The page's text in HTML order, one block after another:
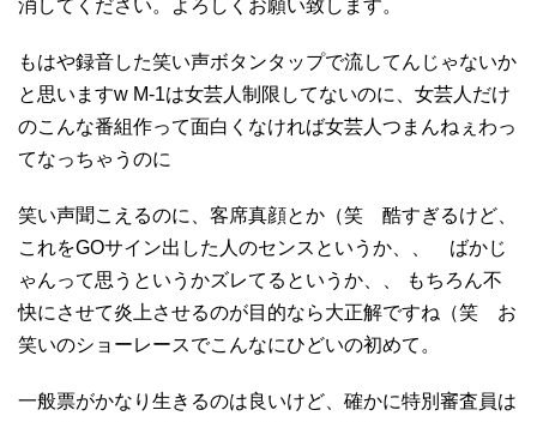
消してください。よろしくお願い致します。
もはや録音した笑い声ボタンタップで流してんじゃないか
と思いますw M-1は女芸人制限してないのに、女芸人だけ
のこんな番組作って面白くなければ女芸人つまんねぇわっ
てなっちゃうのに
笑い声聞こえるのに、客席真顔とか（笑 酷すぎるけど、
これをGOサイン出した人のセンスというか、、 ばかじ
ゃんって思うというかズレてるというか、、 もちろん不
快にさせて炎上させるのが目的なら大正解ですね（笑 お
笑いのショーレースでこんなにひどいの初めて。
一般票がかなり生きるのは良いけど、確かに特別審査員は